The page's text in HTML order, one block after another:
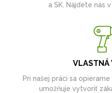
a SK. Nájdete nás
VLASTNÁ
Pri našej práci sa
umožňuje vytvoriť